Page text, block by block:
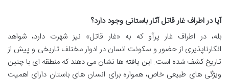
آیا در اطراف غار قاتل آثار باستانی وجود دارد؟
بله، در اطراف غار پرآو که به «غار قاتل» نیز شهرت دارد، شواهد
انکارناپذیری از حضور و سکونت انسان در ادوار مختلف تاریخی و پیش از
تاریخ کشف شده است. این یافته ها نشان می دهند که منطقه ای با چنین
ویژگی های طبیعی خاص، همواره برای انسان های باستان دارای اهمیت